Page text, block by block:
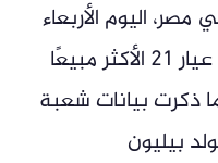
اليوم الأربعاء
لجميع الأعيرة وفي مقدمتها عيار 21 الأكثر مبيعًا
ذكرت بيانات شعبة
بيليون